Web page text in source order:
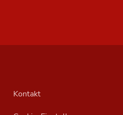
Kontakt